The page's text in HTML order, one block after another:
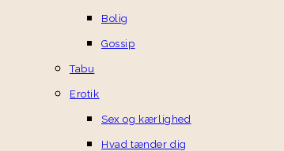
Bolig
Gossip
Tabu
Erotik
Sex og kærlighed
Hvad tænder dig